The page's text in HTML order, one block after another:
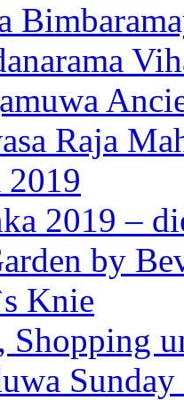
Raja
2019
2019 –
by
Knie
Shopping